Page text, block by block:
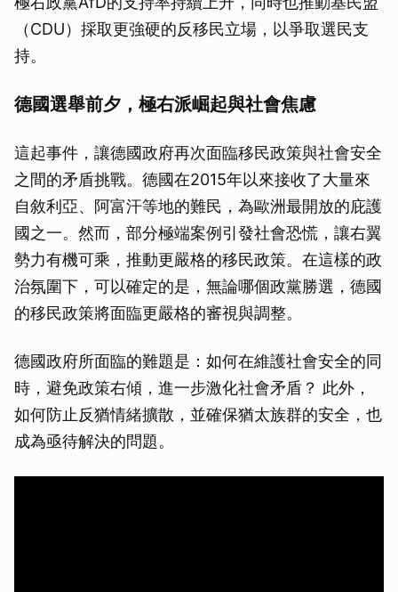
（CDU）採取更強硬的反移民立場，以爭取選民支
持。
德國選舉前夕，極右派崛起與社會焦慮
這起事件，讓德國政府再次面臨移民政策與社會安全
之間的矛盾挑戰。德國在2015年以來接收了大量來
自敘利亞、阿富汗等地的難民，為歐洲最開放的庇護
國之一。然而，部分極端案例引發社會恐慌，讓右翼
勢力有機可乘，推動更嚴格的移民政策。在這樣的政
治氛圍下，可以確定的是，無論哪個政黨勝選，德國
的移民政策將面臨更嚴格的審視與調整。
德國政府所面臨的難題是：如何在維護社會安全的同
時，避免政策右傾，進一步激化社會矛盾？ 此外，
如何防止反猶情緒擴散，並確保猶太族群的安全，也
成為亟待解決的問題。